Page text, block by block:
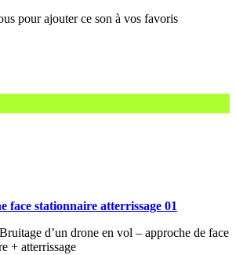
face stationnaire atterrissage 01
d’un drone en vol – approche de face
+ atterrissage